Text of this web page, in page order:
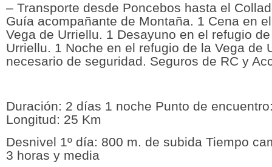
– Transporte desde Poncebos hasta el
Guía acompañante de Montaña. 1 Cena en
Vega de Urriellu. 1 Desayuno en el refugio
Urriellu. 1 Noche en el refugio de la Vega de
necesario de seguridad. Seguros de RC y
Duración: 2 días 1 noche Punto de
Longitud: 25 Km
Desnivel 1º día: 800 m. de subida Tiempo
3 horas y media